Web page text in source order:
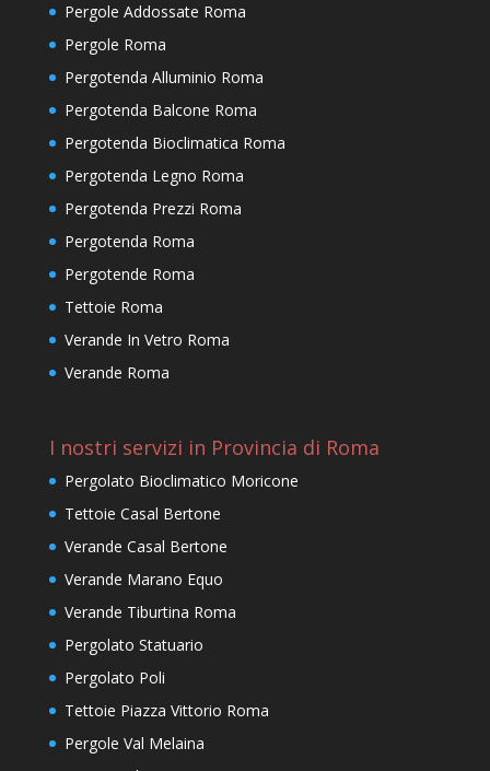
Pergole Addossate Roma
Pergole Roma
Pergotenda Alluminio Roma
Pergotenda Balcone Roma
Pergotenda Bioclimatica Roma
Pergotenda Legno Roma
Pergotenda Prezzi Roma
Pergotenda Roma
Pergotende Roma
Tettoie Roma
Verande In Vetro Roma
Verande Roma
I nostri servizi in Provincia di Roma
Pergolato Bioclimatico Moricone
Tettoie Casal Bertone
Verande Casal Bertone
Verande Marano Equo
Verande Tiburtina Roma
Pergolato Statuario
Pergolato Poli
Tettoie Piazza Vittorio Roma
Pergole Val Melaina